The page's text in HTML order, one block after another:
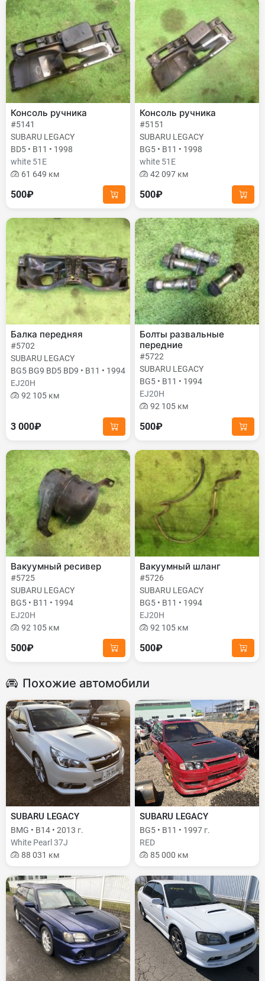
Консоль ручника
#5141
SUBARU LEGACY
BD5 • B11 • 1998
white 51E
61 649 км
500₽
Консоль ручника
#5151
SUBARU LEGACY
BG5 • B11 • 1998
white 51E
42 097 км
500₽
Балка передняя
#5702
SUBARU LEGACY
BG5 BG9 BD5 BD9 • B11 • 1994
EJ20H
92 105 км
3 000₽
Болты развальные
передние
#5722
SUBARU LEGACY
BG5 • B11 • 1994
EJ20H
92 105 км
500₽
Вакуумный ресивер
#5725
SUBARU LEGACY
BG5 • B11 • 1994
EJ20H
92 105 км
500₽
Вакуумный шланг
#5726
SUBARU LEGACY
BG5 • B11 • 1994
EJ20H
92 105 км
500₽
Похожие автомобили
SUBARU LEGACY
BMG • B14 • 2013 г.
White Pearl 37J
88 031 км
SUBARU LEGACY
BG5 • B11 • 1997 г.
RED
85 000 км